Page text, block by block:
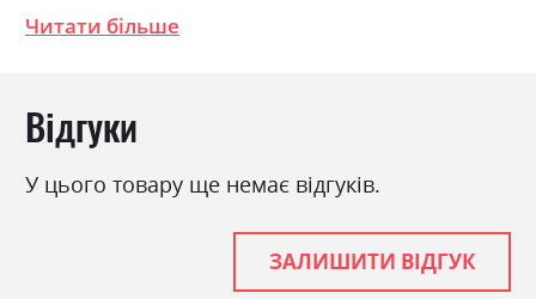
Стиль
Читати більше
Відгуки
У цього товару ще немає відгуків.
ЗАЛИШИТИ ВІДГУК